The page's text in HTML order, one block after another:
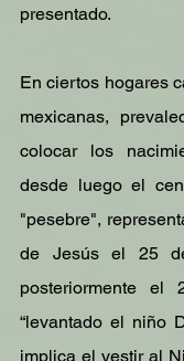
presentado.
En ciertos hogares
mexicanas,
colocar los
desde luego el
"pesebre",
de Jesús el 25
posteriormente el
“levantado el niño
implica el vestir al